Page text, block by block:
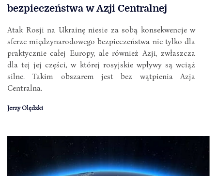
bezpieczeństwa w Azji Centralnej
Atak Rosji na Ukrainę niesie za sobą konsekwencje w
sferze międzynarodowego bezpieczeństwa nie tylko dla
praktycznie całej Europy, ale również Azji, zwłaszcza
dla tej jej części, w której rosyjskie wpływy są wciąż
silne. Takim obszarem jest bez wątpienia Azja
Centralna.
Jerzy Olędzki